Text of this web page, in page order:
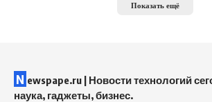
Показать ещё
N ewspape.ru | Новости технологий
наука, гаджеты, бизнес.